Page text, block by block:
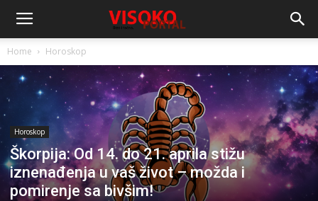
Home Horoskop
Horoskop
Škorpija: Od 14. do 21. aprila stižu
iznenađenja u vaš život – možda i
pomirenje sa bivšim!